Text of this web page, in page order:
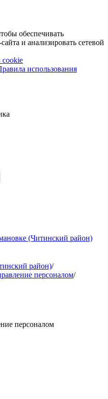
обеспечивать
и анализировать сетевой
cookie
использования
(Читинский район)
район)/
персоналом/
персоналом